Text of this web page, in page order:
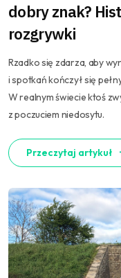
dobry znak?
rozgrywki
Rzadko się zdarza, aby
i spotkań kończył się
W realnym świecie ktoś
z poczuciem niedosytu.
Przeczytaj artykuł